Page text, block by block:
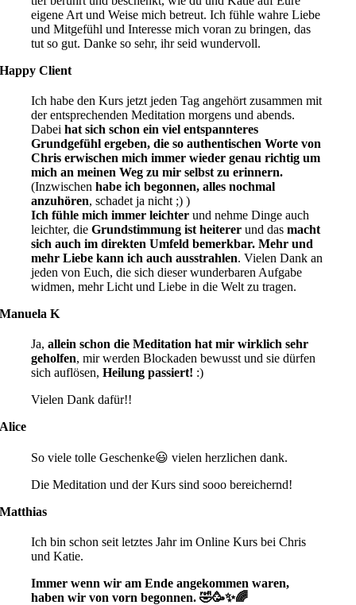
eigene Art und Weise mich betreut. Ich fühle wahre Liebe
und Mitgefühl und Interesse mich voran zu bringen, das
tut so gut. Danke so sehr, ihr seid wundervoll.
Happy Client
Ich habe den Kurs jetzt jeden Tag angehört zusammen mit
der entsprechenden Meditation morgens und abends.
Dabeihat sich schon ein viel entspannteres
Grundgefühl ergeben, die so authentischen Worte von
Chris erwischen mich immer wieder genau richtig um
mich an meinen Weg zu mir selbst zu erinnern.
(Inzwischenhabe ich begonnen, alles nochmal
anzuhören, schadet ja nicht ;) )
Ich fühle mich immer leichter und nehme Dinge auch
leichter, dieGrundstimmung ist heiterer und dasmacht
sich auch im direkten Umfeld bemerkbar. Mehr und
mehr Liebe kann ich auch ausstrahlen.Vielen Dank an
jeden von Euch, die sich dieser wunderbaren Aufgabe
widmen, mehr Licht und Liebe in die Welt zu tragen.
Manuela K
Ja,allein schon die Meditation hat mir wirklich sehr
geholfen, mir werdenBlockaden bewusst und sie dürfen
sich auflösen,Heilung passiert! :)
Vielen Dank dafür!!
Alice
So viele tolle Geschenke😃 vielen herzlichen dank.
Die Meditation und der Kurs sind sooobereichernd!
Matthias
Ich bin schon seit letztes Jahr im Online Kurs bei Chris
und Katie.
Immer wenn wir am Ende angekommen waren,
haben wir von vorn begonnen. 🤣🥳✨🌈